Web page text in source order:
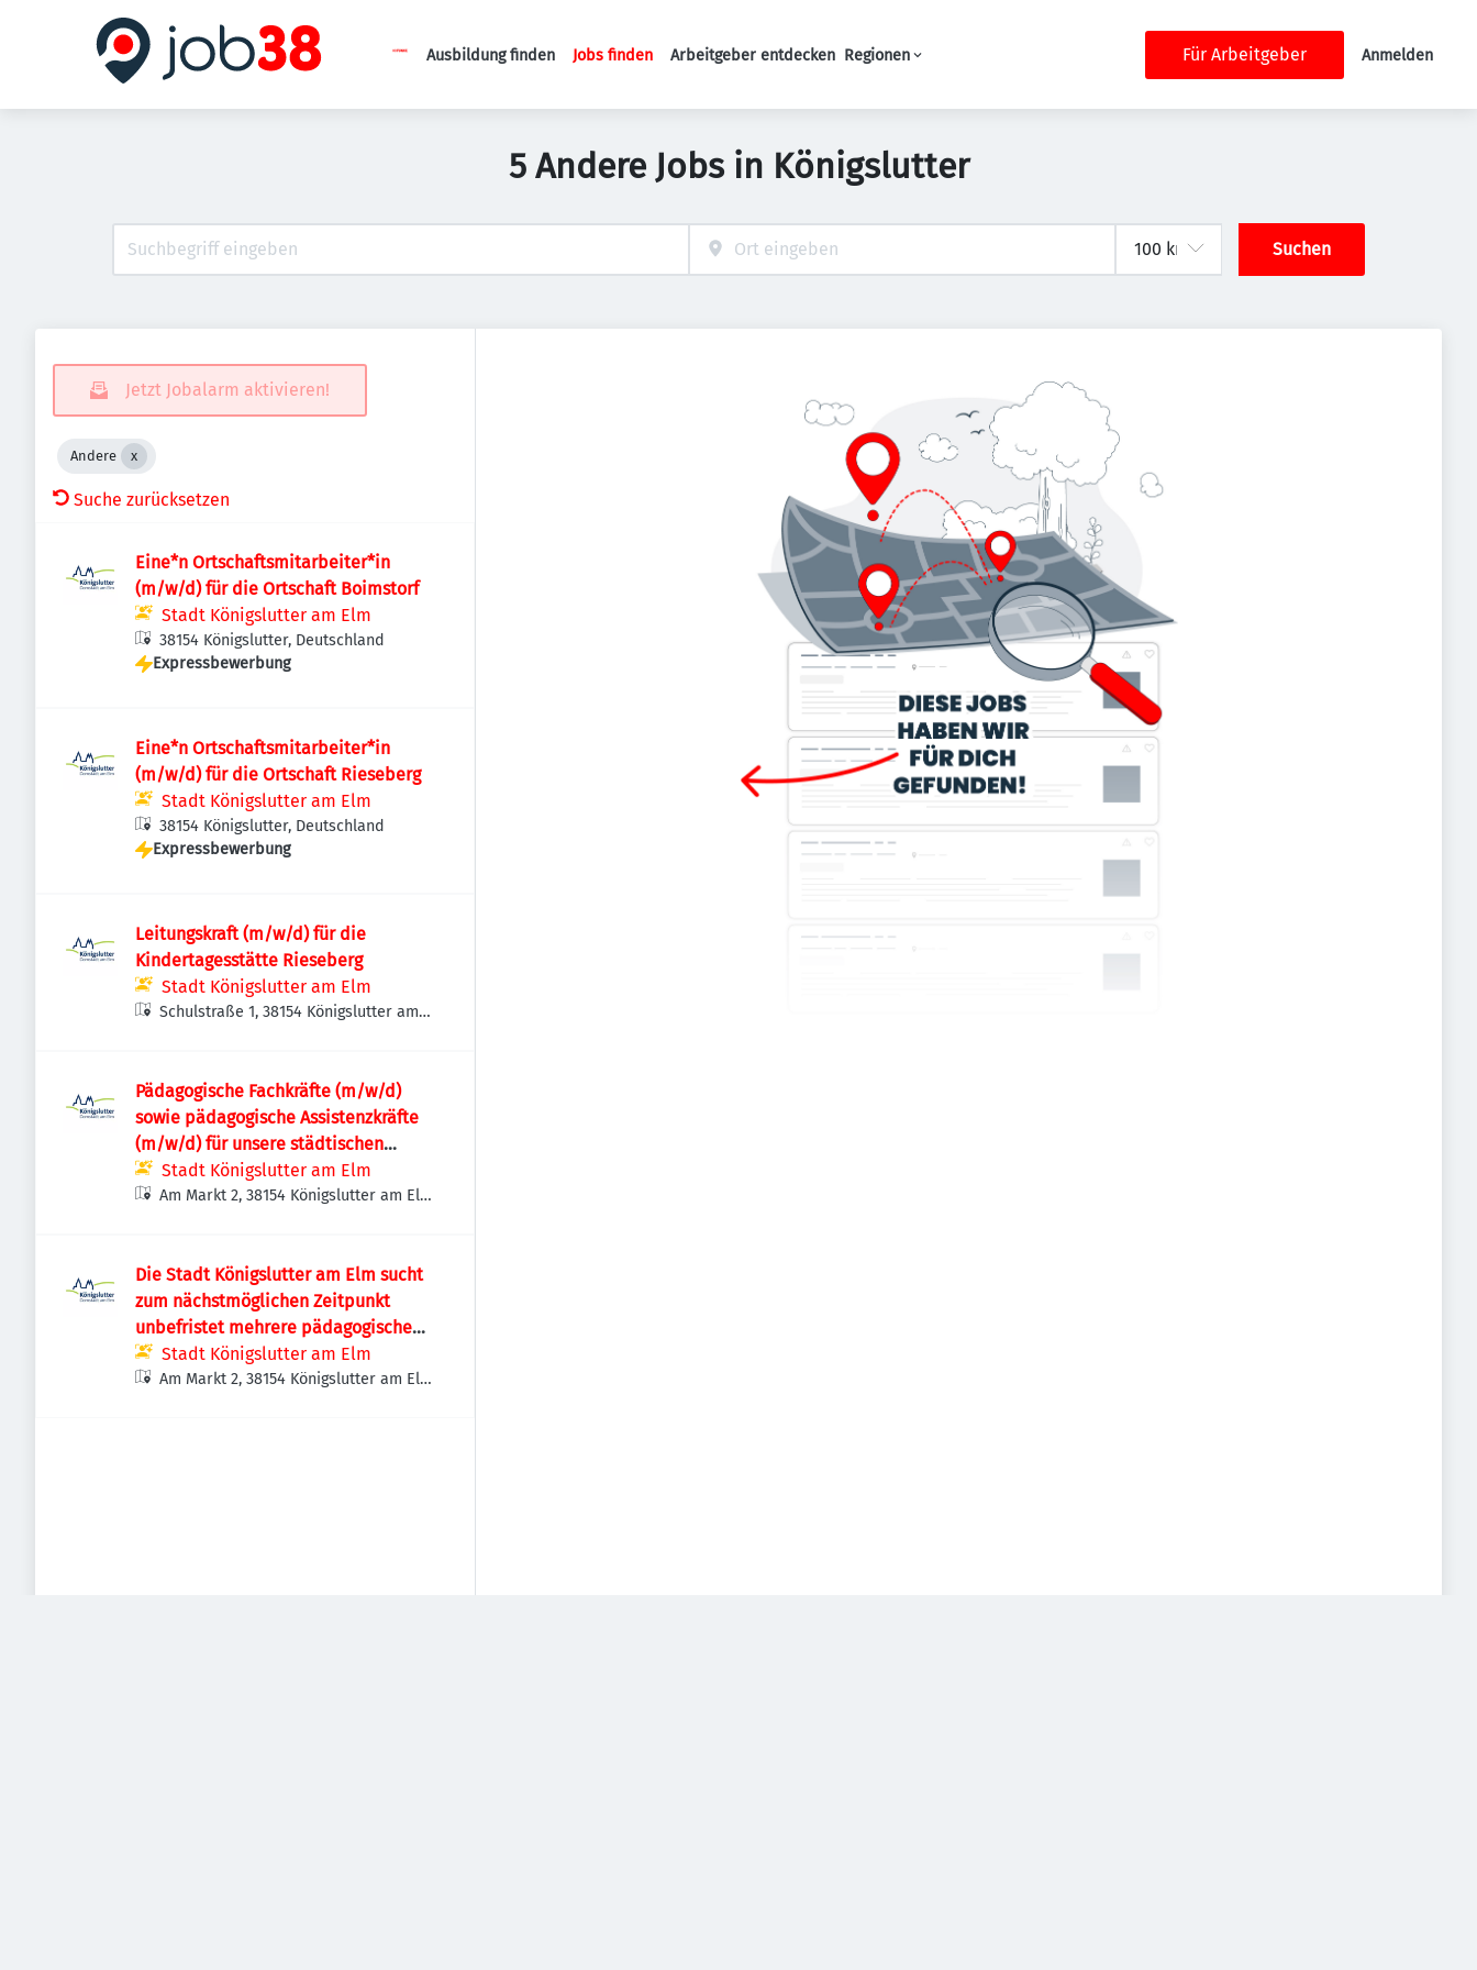
Haupt-Navigation
Ausbildung finden Jobs finden Arbeitgeber entdecken Regionen Für Arbeitgeber Anmelden
5 Andere Jobs in Königslutter
Suchen
Jetzt Jobalarm aktivieren!
Andere
Suche zurücksetzen
Eine*n Ortschaftsmitarbeiter*in
(m/w/d) für die Ortschaft Boimstorf
Stadt Königslutter am Elm
38154 Königslutter, Deutschland
Expressbewerbung
Eine*n Ortschaftsmitarbeiter*in
(m/w/d) für die Ortschaft Rieseberg
Stadt Königslutter am Elm
38154 Königslutter, Deutschland
Expressbewerbung
Leitungskraft (m/w/d) für die
Kindertagesstätte Rieseberg
Stadt Königslutter am Elm
Schulstraße 1, 38154 Königslutter am
Pädagogische Fachkräfte (m/w/d)
sowie pädagogische Assistenzkräfte
(m/w/d) für unsere städtischen
Kindertageseinrichtungen
Stadt Königslutter am Elm
Am Markt 2, 38154 Königslutter am Elm,
Die Stadt Königslutter am Elm sucht
zum nächstmöglichen Zeitpunkt
unbefristet mehrere pädagogische
Fachkräfte (m/w/d) sowie
pädagogische Assistenzkräfte (m/w/d)
Stadt Königslutter am Elm
Am Markt 2, 38154 Königslutter am Elm,